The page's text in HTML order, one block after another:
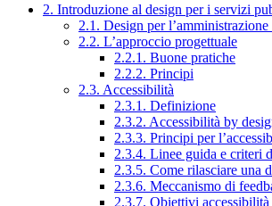
2. Introduzione al design per i servizi
2.1. Design per
2.2. L’approccio progettuale
2.2.1. Buone pratiche
2.2.2. Principi
2.3. Accessibilità
2.3.1. Definizione
2.3.2. Accessibilità by
2.3.3. Principi per
2.3.4. Linee guida e criteri
2.3.5. Come rilasciare una
2.3.6. Meccanismo di
2.3.7. Obiettivi accessibilità